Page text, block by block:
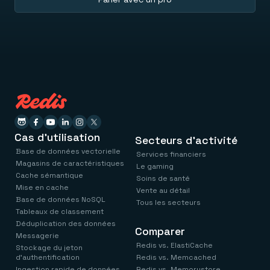
Cas d'utilisation
Base de données vectorielle
Magasins de caractéristiques
Cache sémantique
Mise en cache
Base de données NoSQL
Tableaux de classement
Déduplication des données
Messagerie
Stockage du jeton
d'authentification
Secteurs d'activité
Services financiers
Le gaming
Soins de santé
Vente au détail
Tous les secteurs
Comparer
Redis vs. ElastiCache
Redis vs. Memcached